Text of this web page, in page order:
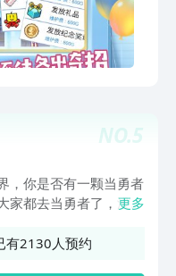
NO.5
，你是否有一颗当勇者
家都去当勇者了，没人
做的，是经营村庄抓
更多
有2130人预约